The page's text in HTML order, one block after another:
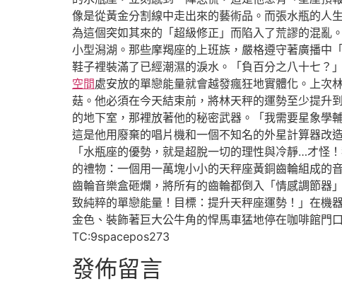
像是從黃金分割線中走出來的藝術品。而張水瓶的人
為這個突如其來的「超級修正」而陷入了荒謬的混亂
小型潟湖。那些摩羯座的上班族，嚴格遵守著廣播中
鞋子裡裝滿了已經潮濕的淚水。「負百分之八十七？
空間處安放的單戀能量就會越發瘋狂地實體化。上次
菇。他必須在今天結束前，將林天秤的運勢至少提升
的地下室，那裡放著他的秘密武器。「我需要星象學
這是他用廢棄的唱片機和一個不知名的外星計算器改
「水瓶座的優勢，就是超脫一切的理性與冷靜…才怪
的禮物：一個用一萬塊小小的天秤座黃銅齒輪組成的
齒輪音樂盒砸爛，將所有的齒輪都倒入「情感調節器
致純粹的單戀能量！目標：提升天秤座運勢！」在機
金色、裝飾著巨大公牛角的悍馬車猛地停在咖啡館
TC:9spacepos273
發佈留言